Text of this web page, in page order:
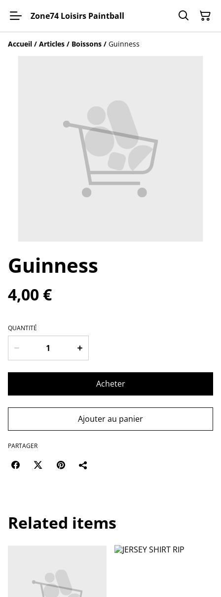
Zone74 Loisirs Paintball
Accueil / Articles / Boissons / Guinness
Guinness
4,00 €
QUANTITÉ
Acheter
Ajouter au panier
PARTAGER
Related items